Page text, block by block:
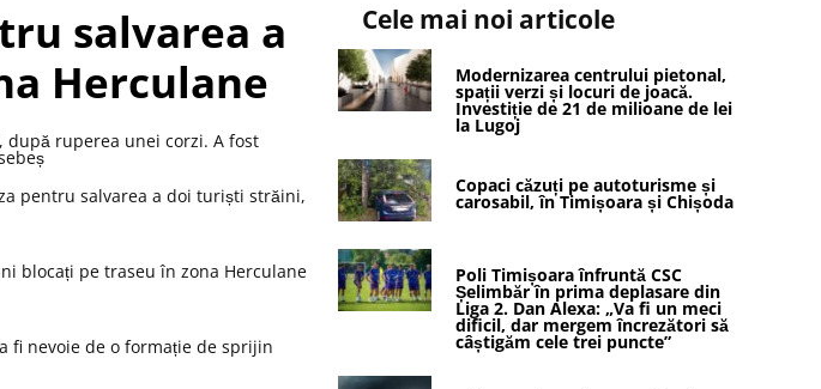
salvarea a
Herculane
pentru salvarea a doi turiști străini,
blocați pe traseu în zona Herculane
fi nevoie de o formație de sprijin
Cele mai noi articole
Modernizarea centrului pietonal,
spații verzi și locuri de joacă.
Investiție de 21 de milioane de lei
la Lugoj
Copaci căzuți pe autoturisme și
carosabil, în Timișoara și Chișoda
Poli Timișoara înfruntă CSC
Șelimbăr în prima deplasare din
Liga 2. Dan Alexa: „Va fi un meci
dificil, dar mergem încrezători să
câștigăm cele trei puncte”